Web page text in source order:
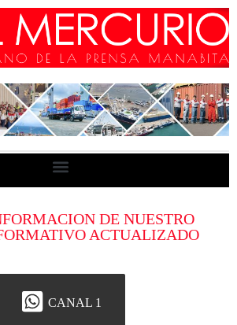
DE NUESTRO
ACTUALIZADO
CANAL 1